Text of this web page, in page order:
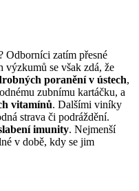
Odborníci zatím přesné
výzkumů se však zdá, že
poranění v ústech,
zubnímu kartáčku, a
vitamínů. Dalšími viníky
strava či podráždění.
imunity. Nejmenší
v době, kdy se jim